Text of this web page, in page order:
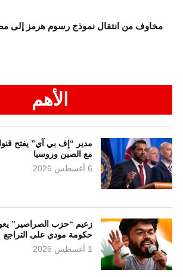
مخاوف من انتقال نموذج رسوم هرمز إلى
الأهم
مدير “إف بي آي” يفتح
مع الصين وروسيا
6 أغسطس 2026
زعيم “حزب الصراصير”
حكومة مودي على التراجع
1 أغسطس 2026